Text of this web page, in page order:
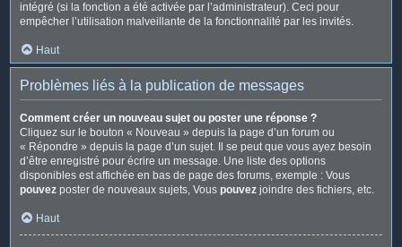
intégré (si la fonction a été activée par l’administrateur). Ceci pour
empêcher l’utilisation malveillante de la fonctionnalité par les invités.
Haut
Problèmes liés à la publication de messages
Comment créer un nouveau sujet ou poster une réponse ?
Cliquez sur le bouton « Nouveau » depuis la page d’un forum ou
« Répondre » depuis la page d’un sujet. Il se peut que vous ayez besoin
d’être enregistré pour écrire un message. Une liste des options
disponibles est affichée en bas de page des forums, exemple : Vous
pouvez poster de nouveaux sujets, Vous pouvez joindre des fichiers, etc.
Haut